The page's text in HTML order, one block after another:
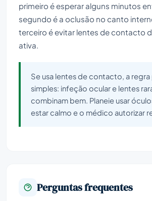
primeiro é esperar alguns minutos
segundo é a oclusão no canto
terceiro é evitar lentes de contacto
ativa.
Se usa lentes de contacto, a
simples: infeção ocular e lentes
combinam bem. Planeie usar
estar calmo e o médico autorizar
Perguntas frequentes